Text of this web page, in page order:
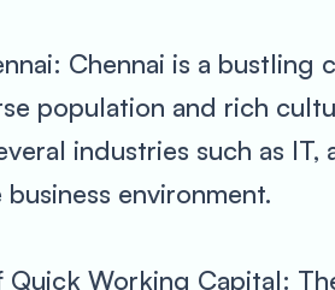
Chennai is a bustling
population and rich
industries such as
environment.
Quick Working Capital: